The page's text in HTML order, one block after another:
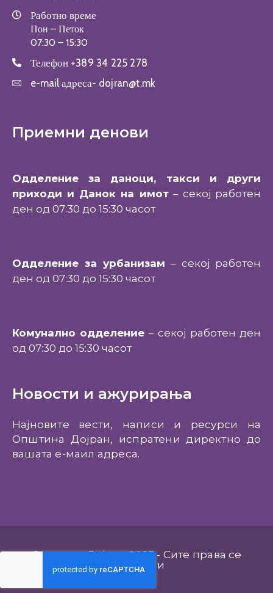
Работно време
Пон – Петок
07:30 – 15:30
Телефон +389 34 225 278
e-mail адреса- dojran@t.mk
Приемни денови
Одделение за даноци, такси и други
приходи и Данок на имот– секој работен
ден од 07:30 до 15:30 часот
Одделение за урбанизам – секој работен
ден од 07:30 до 15:30 часот
Комунално одделение – секој работен ден
од 07:30 до 15:30 часот
Новости и ажурирања
Најновите вести, написи и ресурси на
Општина Дојран, испратени директно до
вашата е-маил адреса.
Општина Дојран 2023 - Сите права се
задржани